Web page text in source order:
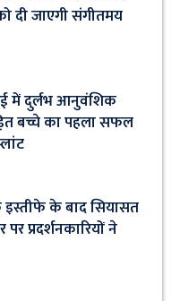
दी जाएगी संगीतमय
में दुर्लभ आनुवंशिक
बच्चे का पहला सफल
इस्तीफे के बाद सियासत
प्रदर्शनकारियों ने